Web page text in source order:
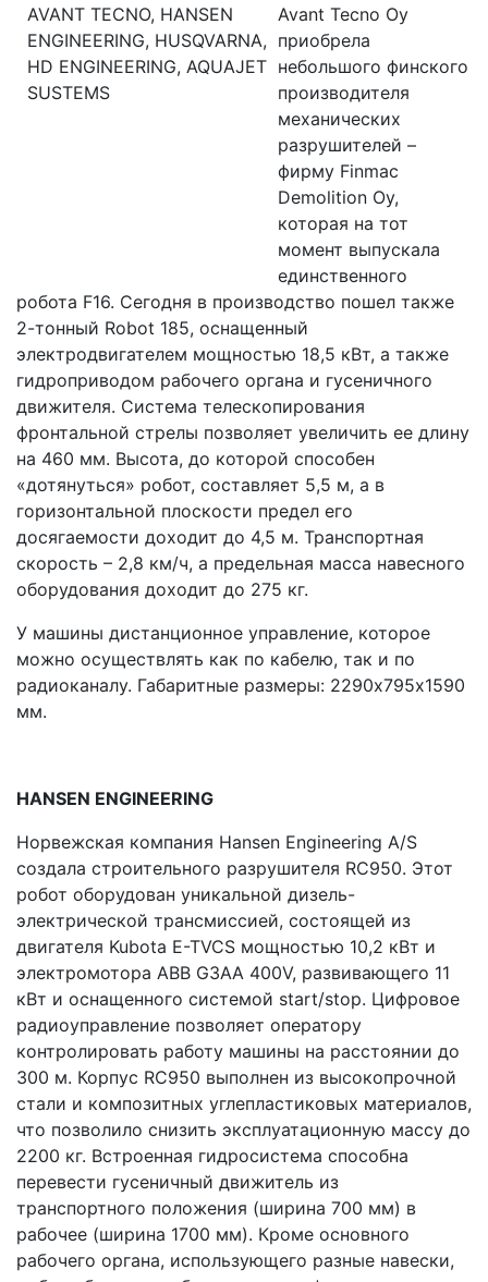
Avant Tecno Oy
приобрела
небольшого финского
производителя
механических
разрушителей –
фирму Finmac
Demolition Oy,
которая на тот
момент выпускала
единственного
робота F16. Сегодня в производство пошел также
2-тонный Robot 185, оснащенный
электродвигателем мощностью 18,5 кВт, а также
гидроприводом рабочего органа и гусеничного
движителя. Система телескопирования
фронтальной стрелы позволяет увеличить ее длину
на 460 мм. Высота, до которой способен
«дотянуться» робот, составляет 5,5 м, а в
горизонтальной плоскости предел его
досягаемости доходит до 4,5 м. Транспортная
скорость – 2,8 км/ч, а предельная масса навесного
оборудования доходит до 275 кг.
У машины дистанционное управление, которое
можно осуществлять как по кабелю, так и по
радиоканалу. Габаритные размеры: 2290х795х1590
мм.
HANSEN ENGINEERING
Норвежская компания Hansen Engineering A/S
создала строительного разрушителя RC950. Этот
робот оборудован уникальной дизель-
электрической трансмиссией, состоящей из
двигателя Kubota E-TVCS мощностью 10,2 кВт и
электромотора ABB G3AA 400V, развивающего 11
кВт и оснащенного системой start/stop. Цифровое
радиоуправление позволяет оператору
контролировать работу машины на расстоянии до
300 м. Корпус RC950 выполнен из высокопрочной
стали и композитных углепластиковых материалов,
что позволило снизить эксплуатационную массу до
2200 кг. Встроенная гидросистема способна
перевести гусеничный движитель из
транспортного положения (ширина 700 мм) в
рабочее (ширина 1700 мм). Кроме основного
рабочего органа, использующего разные навески,